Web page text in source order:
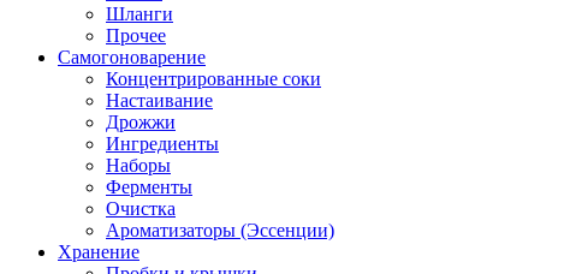
Шланги
Прочее
Самогоноварение
Концентрированные соки
Настаивание
Дрожжи
Ингредиенты
Наборы
Ферменты
Очистка
Ароматизаторы (Эссенции)
Хранение